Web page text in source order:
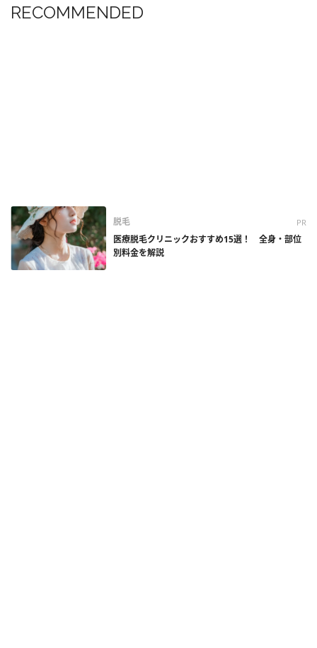
RECOMMENDED
脱毛 PR
医療脱毛クリニックおすすめ15選！ 全身・部位
別料金を解説